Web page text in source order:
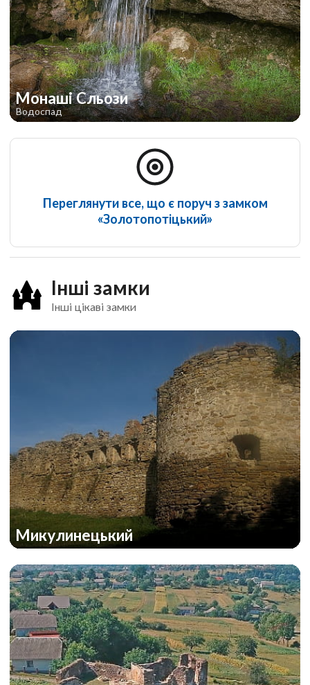
Монаші Сльози
Водоспад
Переглянути все, що є поруч з замком
«Золотопотіцький»
Інші замки
Інші цікаві замки
Микулинецький